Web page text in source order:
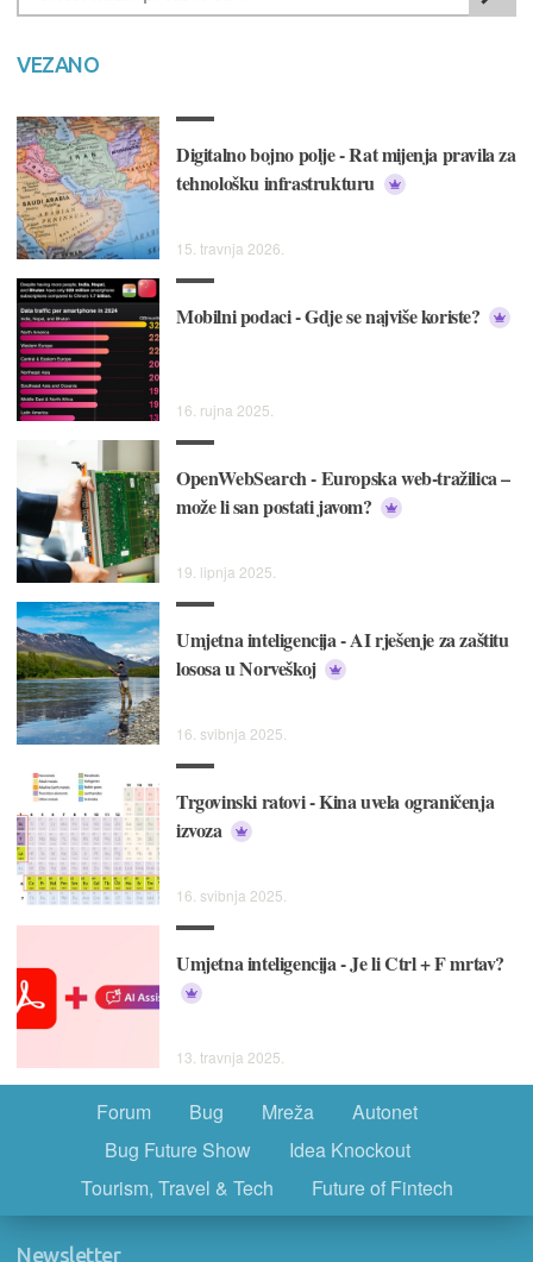
VEZANO
Digitalno bojno polje - Rat mijenja pravila za
tehnološku infrastrukturu
15. travnja 2026.
Mobilni podaci - Gdje se najviše koriste?
16. rujna 2025.
OpenWebSearch - Europska web-tražilica –
može li san postati javom?
19. lipnja 2025.
Umjetna inteligencija - AI rješenje za zaštitu
lososa u Norveškoj
16. svibnja 2025.
Trgovinski ratovi - Kina uvela ograničenja
izvoza
16. svibnja 2025.
Umjetna inteligencija - Je li Ctrl + F mrtav?
13. travnja 2025.
Forum Bug Mreža
Autonet
Bug Future Show
Idea Knockout
Tourism, Travel & Tech
Future of Fintech
Newsletter